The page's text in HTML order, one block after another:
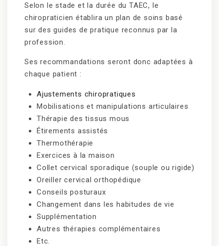
Selon le stade et la durée du TAEC, le
chiropraticien établira un plan de soins basé
sur des guides de pratique reconnus par la
profession.
Ses recommandations seront donc adaptées à
chaque patient :
Ajustements chiropratiques
Mobilisations et manipulations articulaires
Thérapie des tissus mous
Étirements assistés
Thermothérapie
Exercices à la maison
Collet cervical sporadique (souple ou rigide)
Oreiller cervical orthopédique
Conseils posturaux
Changement dans les habitudes de vie
Supplémentation
Autres thérapies complémentaires
Etc.